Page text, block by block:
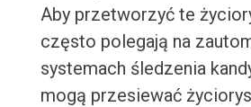
Aby przetworzyć te
często polegają na
systemach śledzenia
mogą przesiewać